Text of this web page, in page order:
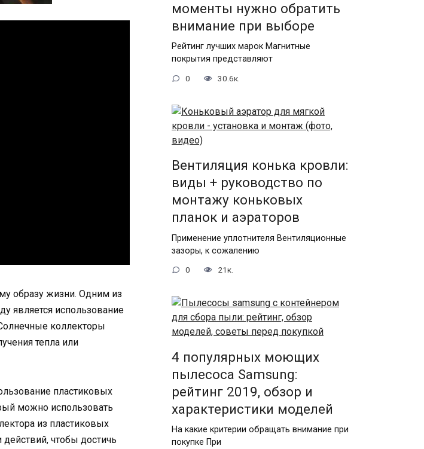
образу жизни. Одним из
является использование
коллекторы
тепла или
пластиковых
можно использовать
из пластиковых
чтобы достичь
моменты нужно обратить
внимание при выборе
Рейтинг лучших марок Магнитные
покрытия представляют
0 30.6к.
Вентиляция конька кровли:
виды + руководство по
монтажу коньковых
планок и аэраторов
Применение уплотнителя Вентиляционные
зазоры, к сожалению
0 21к.
4 популярных моющих
пылесоса Samsung:
рейтинг 2019, обзор и
характеристики моделей
На какие критерии обращать внимание при
покупке При